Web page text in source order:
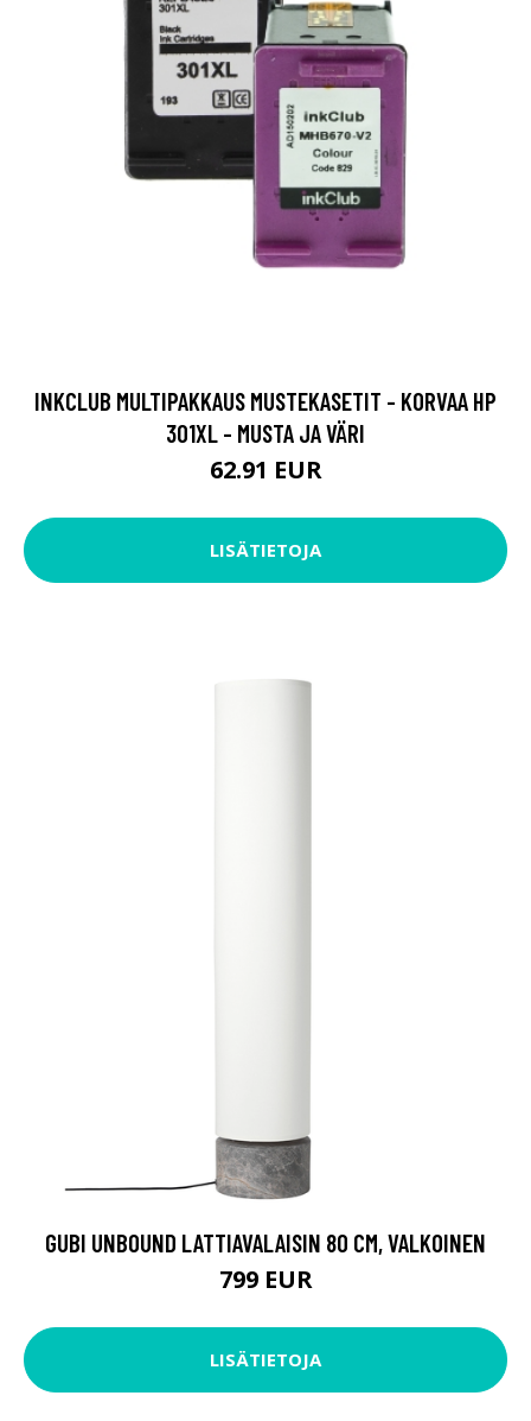
INKCLUB MULTIPAKKAUS MUSTEKASETIT - KORVAA HP
301XL - MUSTA JA VÄRI
62.91 EUR
LISÄTIETOJA
GUBI UNBOUND LATTIAVALAISIN 80 CM, VALKOINEN
799 EUR
LISÄTIETOJA